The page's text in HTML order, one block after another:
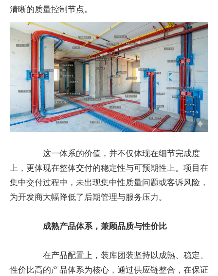
清晰的质量控制节点。
这一体系的价值，并不仅体现在细节完成度
上，更体现在整体交付的稳定性与可预期性上。项目在
集中交付过程中，未出现集中性质量问题或客诉风险，
为开发商大幅降低了后期管理与服务压力。
成熟产品体系，兼顾品质与性价比
在产品配置上，装库团装坚持以成熟、稳定、
性价比高的产品体系为核心，通过供应链整合，在保证